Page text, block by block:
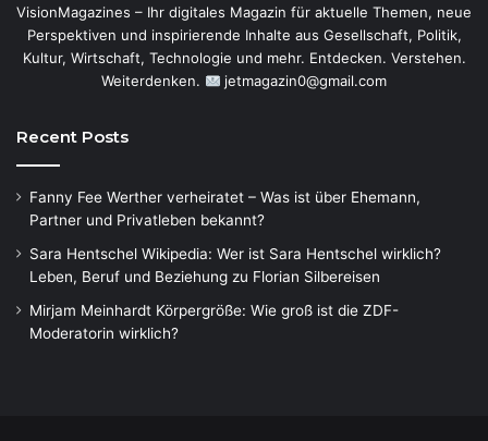
VisionMagazines – Ihr digitales Magazin für aktuelle Themen, neue
Perspektiven und inspirierende Inhalte aus Gesellschaft, Politik,
Kultur, Wirtschaft, Technologie und mehr. Entdecken. Verstehen.
Weiterdenken.
jetmagazin0@gmail.com
Recent Posts
Fanny Fee Werther verheiratet – Was ist über Ehemann,
Partner und Privatleben bekannt?
Sara Hentschel Wikipedia: Wer ist Sara Hentschel wirklich?
Leben, Beruf und Beziehung zu Florian Silbereisen
Mirjam Meinhardt Körpergröße: Wie groß ist die ZDF-
Moderatorin wirklich?